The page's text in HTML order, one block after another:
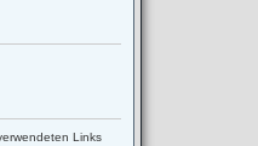
Links